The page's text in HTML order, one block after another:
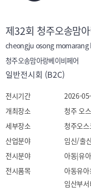
제32회 청주오송맘
cheongju osong momarang
청주오송맘아랑베이비페어
일반전시회 (B2C)
전시기간
2026-
개최장소
청주 오
세부장소
청주오스
산업분야
임신/출
전시분야
아동|유
전시품목
아동유
임산부